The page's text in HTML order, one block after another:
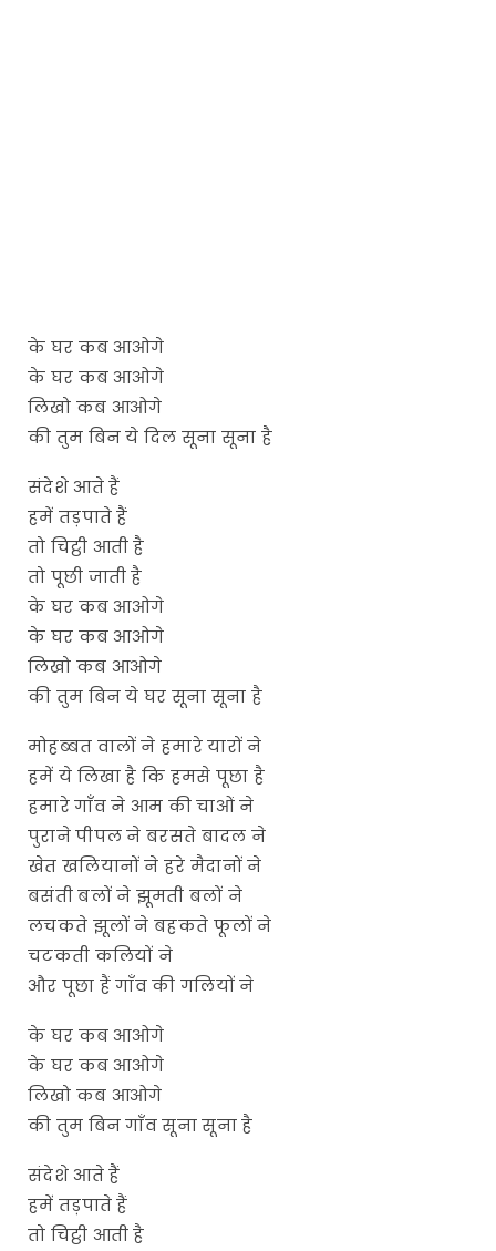
के घर कब आओगे
के घर कब आओगे
लिखो कब आओगे
की तुम बिन ये दिल सूना सूना है
संदेशे आते हैं
हमें तड़पाते हैं
तो चिट्ठी आती है
तो पूछी जाती है
के घर कब आओगे
के घर कब आओगे
लिखो कब आओगे
की तुम बिन ये घर सूना सूना है
मोहब्बत वालों ने हमारे यारों ने
हमें ये लिखा है कि हमसे पूछा है
हमारे गाँव ने आम की चाओं ने
पुराने पीपल ने बरसते बादल ने
खेत खलियानों ने हरे मैदानों ने
बसंती बलों ने झूमती बलों ने
लचकते झूलों ने बहकते फूलों ने
चटकती कलियों ने
और पूछा हैं गाँव की गलियों ने
के घर कब आओगे
के घर कब आओगे
लिखो कब आओगे
की तुम बिन गाँव सूना सूना है
संदेशे आते हैं
हमें तड़पाते हैं
तो चिट्ठी आती है